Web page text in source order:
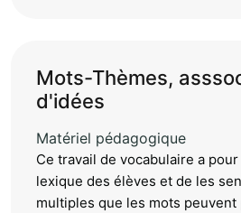
Mots-Thèmes,
d'idées
Matériel pédagogique
Ce travail de vocabulaire a
lexique des élèves et de les
multiples que les mots